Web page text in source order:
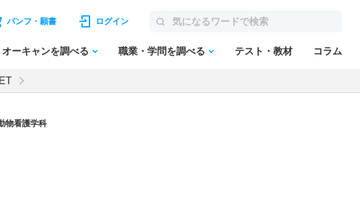
パンフ・願書 ログイン
オーキャンを調べる 職業・学問を調べる テスト・教材 コラム
物看護学科